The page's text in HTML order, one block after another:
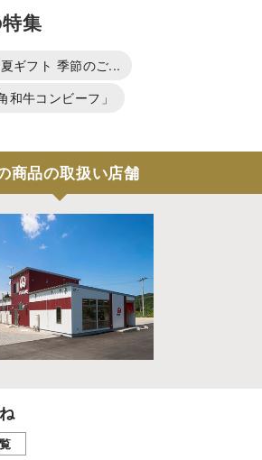
集
ギフト 季節のご...
和牛コンビーフ」
商品の取扱い店舗